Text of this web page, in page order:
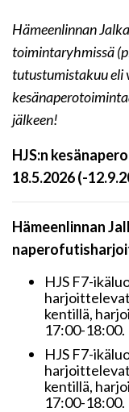
Hämeenlinnan
toimintaryhmissä
tutustumistakuu eli
jälkeen!
HJS:n
18.5.2026 (-
Hämeenlinnan
HJS F7-
kentillä,
17:00-18:00.
HJS F7-
kentillä,
17:00-18:00.